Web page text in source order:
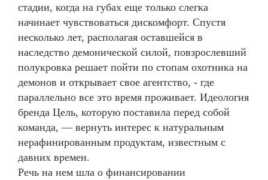
стадии, когда на губах еще только слегка
начинает чувствоваться дискомфорт. Спустя
несколько лет, располагая оставшейся в
наследство демонической силой, повзрослевший
полукровка решает пойти по стопам охотника на
демонов и открывает свое агентство, - где
параллельно все это время проживает. Идеология
бренда Цель, которую поставила перед собой
команда, — вернуть интерес к натуральным
нерафинированным продуктам, известным с
давних времен.
Речь на нем шла о финансировании